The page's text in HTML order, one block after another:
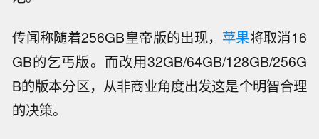
传闻称随着256GB皇帝版的出现， 苹果将取消16
GB的乞丐版。而改用32GB/64GB/128GB/256G
B的版本分区，从非商业角度出发这是个明智合理
的决策。